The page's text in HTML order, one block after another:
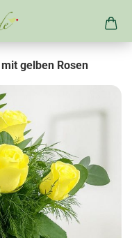
gelben Rosen